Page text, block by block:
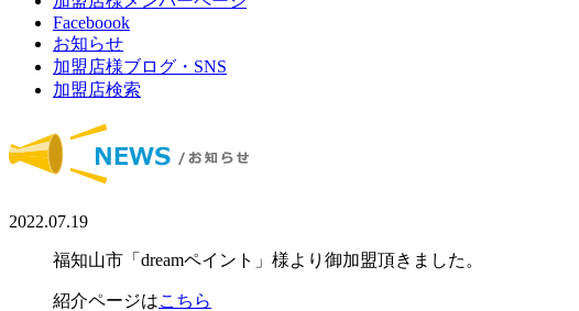
Faceboook
お知らせ
加盟店様ブログ・SNS
加盟店検索
2022.07.19
福知山市「dreamペイント」様より御加盟頂きました。
紹介ページはこちら